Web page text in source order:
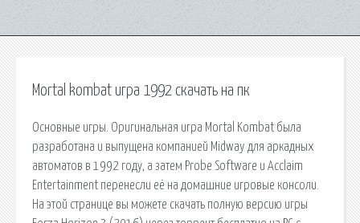
Mortal kombat игра 1992 скачать на пк
Основные игры. Оригинальная игра Mortal Kombat была
разработана и выпущена компанией Midway для аркадных
автоматов в 1992 году, а затем Probe Software и Acclaim
Entertainment перенесли её на домашние игровые консоли.
На этой странице вы можете скачать полную версию игры